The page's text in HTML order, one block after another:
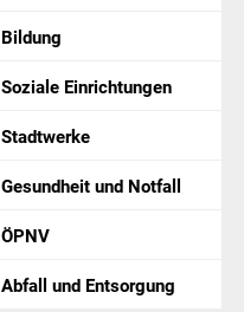
Bildung
Soziale Einrichtungen
Stadtwerke
Gesundheit und Notfall
ÖPNV
Abfall und Entsorgung